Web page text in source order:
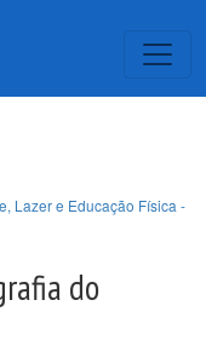
Lazer e Educação Física -
do